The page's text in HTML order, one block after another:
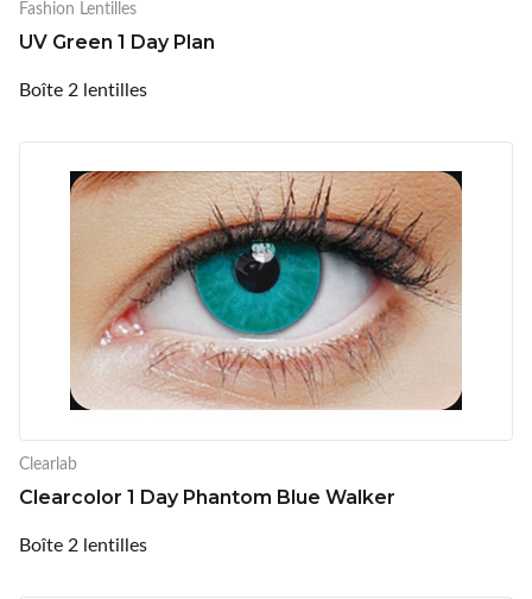
Fashion Lentilles
UV Green 1 Day Plan
Boîte 2 lentilles
Clearlab
Clearcolor 1 Day Phantom Blue Walker
Boîte 2 lentilles